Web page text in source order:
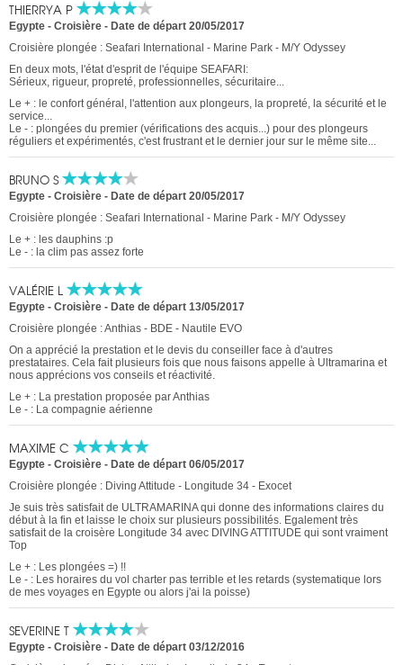
THIERRYA P
Egypte - Croisière - Date de départ 20/05/2017
Croisière plongée : Seafari International - Marine Park - M/Y Odyssey
En deux mots, l'état d'esprit de l'équipe SEAFARI:
Sérieux, rigueur, propreté, professionnelles, sécuritaire...
Le + : le confort général, l'attention aux plongeurs, la propreté, la sécurité et le
service...
Le - : plongées du premier (vérifications des acquis...) pour des plongeurs
réguliers et expérimentés, c'est frustrant et le dernier jour sur le même site...
BRUNO S
Egypte - Croisière - Date de départ 20/05/2017
Croisière plongée : Seafari International - Marine Park - M/Y Odyssey
Le + : les dauphins :p
Le - : la clim pas assez forte
VALÉRIE L
Egypte - Croisière - Date de départ 13/05/2017
Croisière plongée : Anthias - BDE - Nautile EVO
On a apprécié la prestation et le devis du conseiller face à d'autres
prestataires. Cela fait plusieurs fois que nous faisons appelle à Ultramarina et
nous apprécions vos conseils et réactivité.
Le + : La prestation proposée par Anthias
Le - : La compagnie aérienne
MAXIME C
Egypte - Croisière - Date de départ 06/05/2017
Croisière plongée : Diving Attitude - Longitude 34 - Exocet
Je suis très satisfait de ULTRAMARINA qui donne des informations claires du
début à la fin et laisse le choix sur plusieurs possibilités. Egalement très
satisfait de la croisère Longitude 34 avec DIVING ATTITUDE qui sont vraiment
Top
Le + : Les plongées =) !!
Le - : Les horaires du vol charter pas terrible et les retards (systematique lors
de mes voyages en Egypte ou alors j'ai la poisse)
SEVERINE T
Egypte - Croisière - Date de départ 03/12/2016